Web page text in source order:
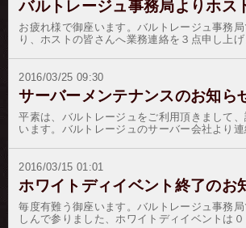
のホストさんには益々のご健勝とご健康をお祈
ースターの記念品をご郵送致します。復活祭は
られて死んだイエス・キリストが三日目に復
念・記憶する、キリスト教において最も重要
活祭を表す英語「イースター」およびドイツ
はゲルマン神話の春の女神「エオストレ」の名
ルマン人の用いた春の月名「エオストレモナト
るともいわれる。8世紀の教会史家ベーダ・ヴ
れに言及し、ゲルマン人が「エオストレモナト
祝う祭りをおこなっていたことを記録してい
にサンジョルディイベントを開催いたします
数７０名前後をボーダーラインとして、ノルマ
達成率の悪い順から適応致しております。春爛
やかなる日々をお過ごしください。
お疲れ様で御座います。バルトレージュ事務
り、ホストの皆さんへ業務連絡を３点申し上げ
トさんのご指定の口座にお振込み致しますので
登録していないホストさんは早急に登録をお願
に、司馬達也さん、美作マモルさん、向日真虎
さんは、早急な登録をお願い致します。２）
ルをドメイン指定等で受信が出来ないように
んは、事務局からのメールは受信できるよう
さい。事務局からのメールはパソコンから
配信されます。
３）アンケート調査にご協力ください。2016年
03日のいづれかに於いて、大阪ミナミ地方にて
のイベントを企画いたしております。料金は
討中ですが、皆様にはご意見やご要望、ご提
2016/03/25 09:30
サーバーメンテナンスのお知ら
平素は、バルトレージュをご利用頂きまして
います。バルトレージュのサーバー会社より連
30日の深夜帯に数時間程度、バルトレージュが
ない場合がございますので、お客様各位、並び
んにお知らせ申し上げます。この度は、ご迷惑
して申し訳御座いません。
2016/03/15 01:01
ホワイトディイベント終了のお
毎度有難う御座います。バルトレージュ事務
しんで参りました、ホワイトディイベントは０